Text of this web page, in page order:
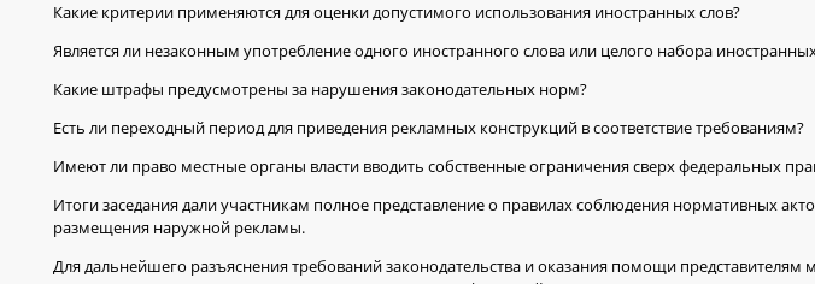
Какие критерии применяются для оценки допустимого использования иностранных слов?
Является ли незаконным употребление одного иностранного слова или целого набора
Какие штрафы предусмотрены за нарушения законодательных норм?
Есть ли переходный период для приведения рекламных конструкций в соответствие требованиям?
Имеют ли право местные органы власти вводить собственные ограничения сверх федеральных
Итоги заседания дали участникам полное представление о правилах соблюдения нормативных
размещения наружной рекламы.
Для дальнейшего разъяснения требований законодательства и оказания помощи